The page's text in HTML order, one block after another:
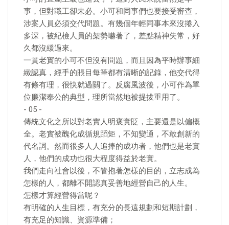
事，但對職工卻未必。小可和同事們也要接受審查，
涉案人員必須交代問題。有幾個年輕同事本來沒捲入
多深，被紀檢人員的架勢嚇著了，差點精神失常，好
久都沒緩過來。
一貫老實的小可不但沒有問題，而且因為平時辦事細
緻認真，經手的賬目每筆都有清晰的記錄，他交代得
有條有理，很快就過關了。反腐風波後，小可作為單
位廉潔奉公的典型，理所當然地被提拔重用了。
- 05 -
傳統文化之所以對老實人明褒實貶，主要還是以偏概
全。老實被醜化成循規蹈矩，不知變通，不敢創新的
代名詞。然而很多人人追捧的成功者，他們也是老實
人，他們的成功也很大程度得益於老實。
我們走向社會以後，不管抱著怎樣的目的，立志成為
怎樣的人，都離不開認真妥善地經營自己的人生。
怎樣才算經營得當呢？
有明確的人生目標，有充分的長遠規劃和短期計劃，
有充足的知識、資源準備；